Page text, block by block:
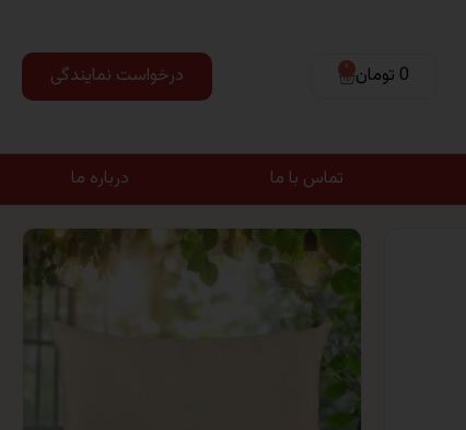
0 تومان 0 درخواست نمایندگی
تماس با ما درباره ما